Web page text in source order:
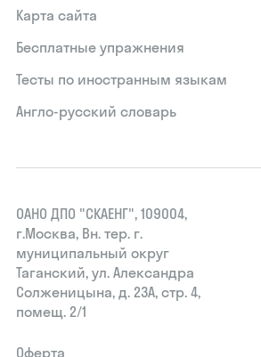
Карта сайта
Бесплатные упражнения
Тесты по иностранным языкам
Англо-русский словарь
ОАНО ДПО "СКАЕНГ", 109004,
г.Москва, Вн. тер. г.
муниципальный округ
Таганский, ул. Александра
Солженицына, д. 23А, стр. 4,
помещ. 2/1
Оферта